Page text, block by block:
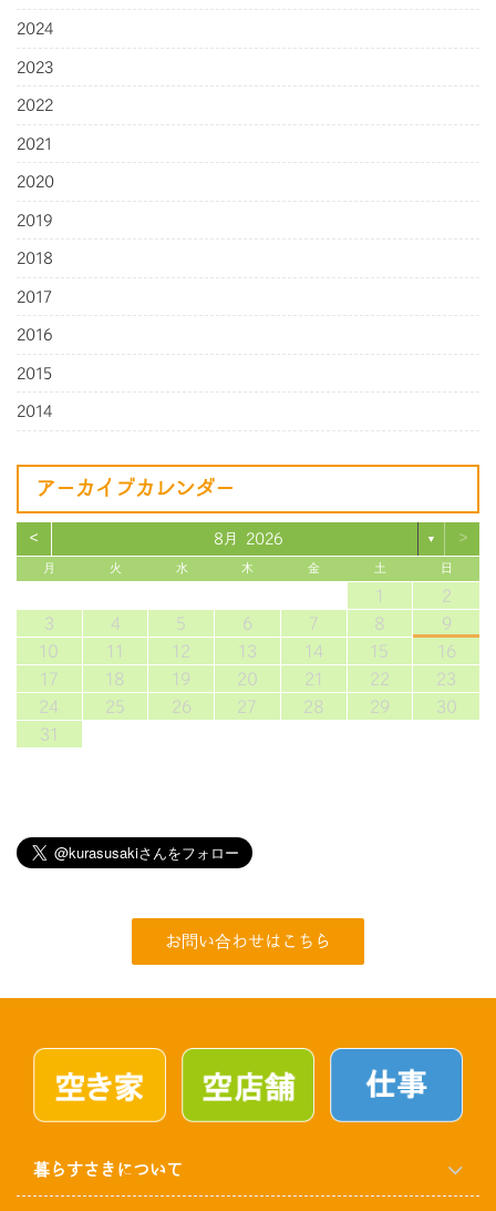
2024
2023
2022
2021
2020
2019
2018
2017
2016
2015
2014
アーカイブカレンダー
< 8月 2026 ▼ >
月 火 水 木 金 土 日
1
2
3
4 5 6 7 8
9
10
11 12 13 14 15
16
17
18 19 20 21 22
23
24
25 26 27 28 29
30
31
お問い合わせはこちら
暮らすさきについて